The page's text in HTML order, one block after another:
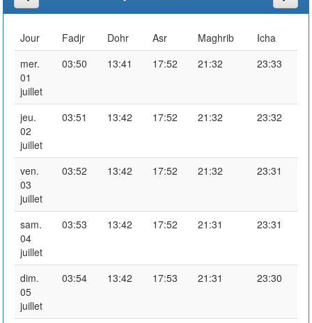
Jour Fadjr Dohr Asr Maghrib
Icha
mer.
01
juillet
03:50 13:41 17:52 21:32 23:33
jeu.
02
juillet
03:51 13:42 17:52 21:32 23:32
ven.
03
juillet
03:52 13:42 17:52 21:32 23:31
sam.
04
juillet
03:53 13:42 17:52 21:31 23:31
dim.
05
juillet
03:54 13:42 17:53 21:31 23:30